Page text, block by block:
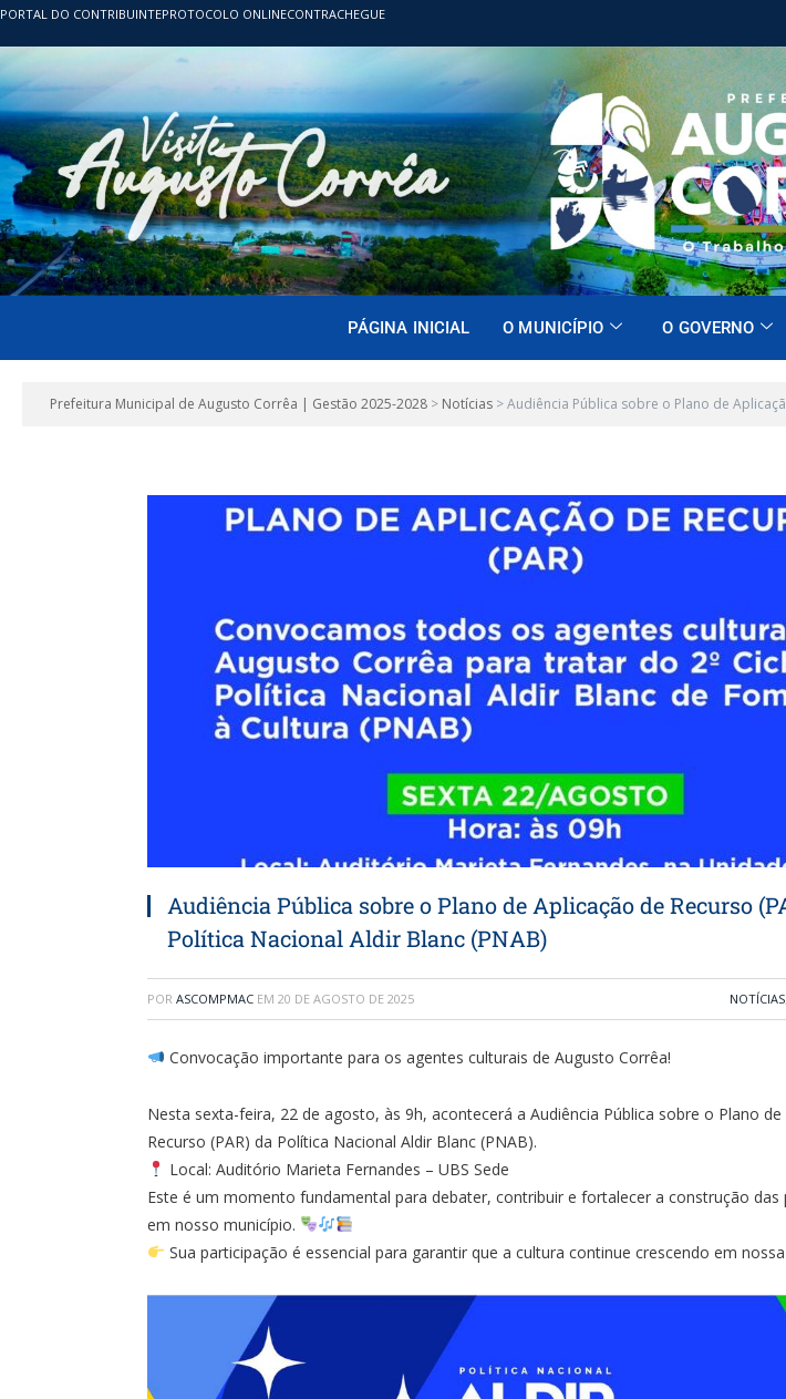
PORTAL DO CONTRIBUINTEPROTOCOLO ONLINECONTRACHEGUE
PÁGINA INICIAL O MUNICÍPIO O GOVERNO
Prefeitura Municipal de Augusto Corrêa | Gestão 2025-2028 > Notícias >Audiência Pública sobre o Plano de
Audiência Pública sobre o Plano de Aplicação de Recurso
Política Nacional Aldir Blanc (PNAB)
POR ASCOMPMAC EM 20 DE AGOSTO DE 2025 NOTÍCIAS
Convocação importante para os agentes culturais de Augusto Corrêa!
Nesta sexta-feira, 22 de agosto, às 9h, acontecerá a Audiência Pública sobre o Plano de
Recurso (PAR) da Política Nacional Aldir Blanc (PNAB).
Local: Auditório Marieta Fernandes – UBS Sede
Este é um momento fundamental para debater, contribuir e fortalecer a construção das
em nosso município.
Sua participação é essencial para garantir que a cultura continue crescendo em